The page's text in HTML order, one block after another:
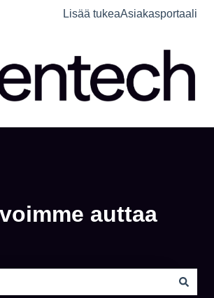
alavalikko
Lisää tukeaAsiakasportaali
auttaa